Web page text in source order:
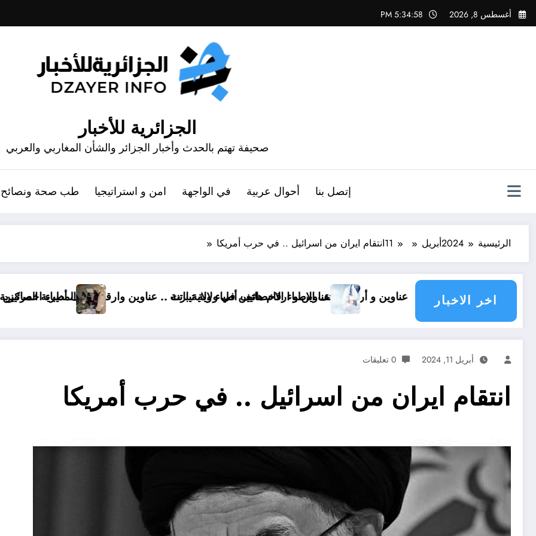
التجاوز
إلى
أغسطس 8, 2026 5:34:59 PM
الجزائرية للأخبار
صحيفة تهتم بالحدث وأخبار الجزائر والشأن المغاربي والعربي
إتصل بنا أحوال عربية في الواجهة امن و استراتيجيا طب صحة ونصائح
الرئيسية 2024أبريل 11انتقام ايران من اسرائيل .. في حرب أمريكا
اخر الاخبار
.. عناوين و أرقام هاتف الاطباء الاخصائيين في ولاية تيارت
عناوين و ارقام هاتف أطباء ولاية باتنة .. عناوين وارقام هاتف أطباء اخصائيين ولاية باتنة
المديرية المركزية للصحة العسكرية في
أبريل 11, 2024 0 تعليقات
انتقام ايران من اسرائيل .. في حرب أمريكا